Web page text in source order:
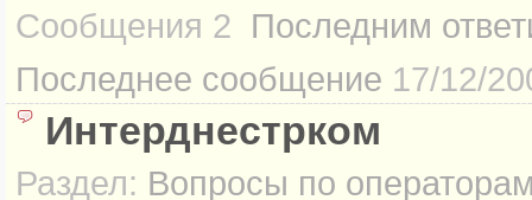
Сообщения 2 Последним
Последнее сообщение 17/12/
Интерднестрком
Раздел: Вопросы по